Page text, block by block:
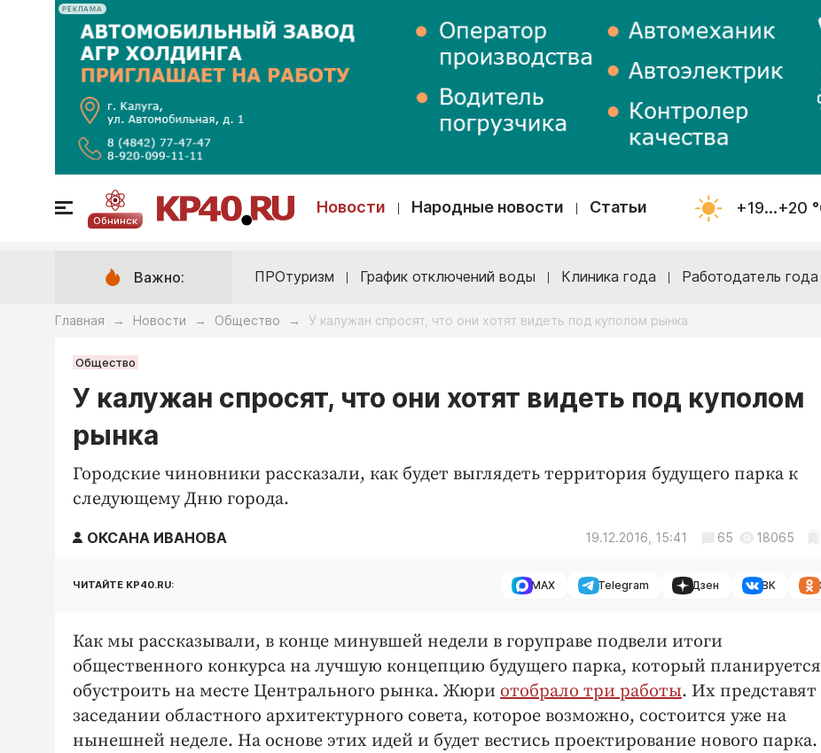
РЕКЛАМА
Обнинск
Новости Народные новости Статьи +19...+20
Важно: ПРОтуризм График отключений воды Клиника года Работодатель года
Главная → Новости → Общество → У калужан спросят, что они хотят видеть под куполом рынка
Общество
У калужан спросят, что они хотят видеть под куполом
рынка
Городские чиновники рассказали, как будет выглядеть территория будущего парка к
следующему Дню города.
ОКСАНА ИВАНОВА 19.12.2016, 15:41 65 18065
ЧИТАЙТЕ KP40.RU: MAX Telegram Дзен ВК
Как мы рассказывали, в конце минувшей недели в горуправе подвели итоги
общественного конкурса на лучшую концепцию будущего парка, который планируется
обустроить на месте Центрального рынка. Жюри отобрало три работы. Их представят
заседании областного архитектурного совета, которое возможно, состоится уже на
нынешней неделе. На основе этих идей и будет вестись проектирование нового парка.